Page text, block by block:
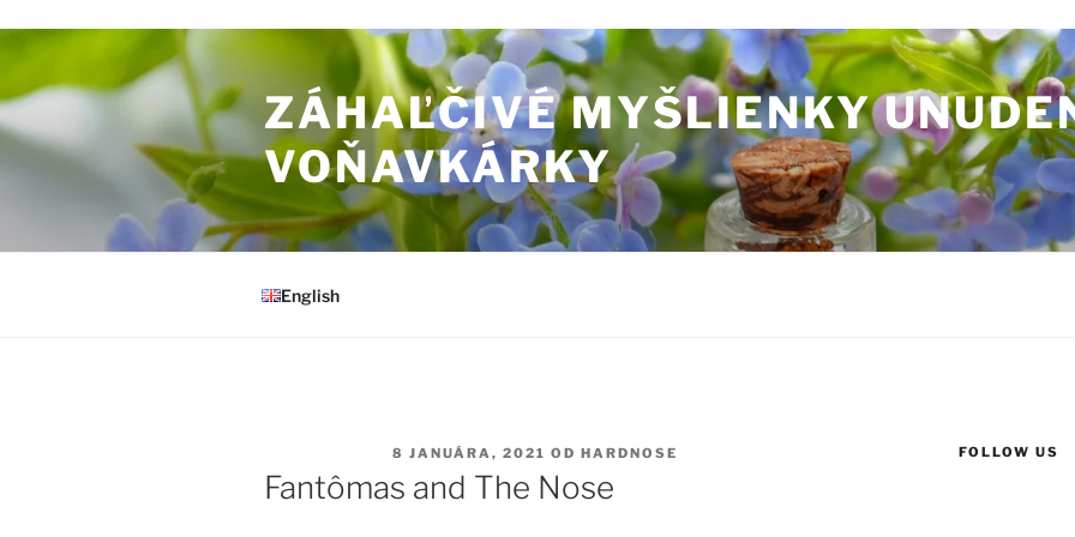
ZÁHAĽČIVÉ MYŠLIENKY
VOŇAVKÁRKY
English
8 JANUÁRA, 2021 OD HARDNOSE
Fantômas and The Nose
FOLLOW US